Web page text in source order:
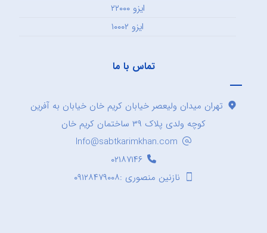
ایزو ۲۲۰۰۰
ایزو ۱۰۰۰۲
تماس با ما
تهران میدان ولیعصر خیابان کریم خان خیابان به آفرین
کوچه ولدی پلاک ۳۹ ساختمان کریم خان
Info@sabtkarimkhan.com
۰۲۱۸۷۱۴۶
نازنین منصوری :۰۹۱۲۸۴۷۹۰۰۸